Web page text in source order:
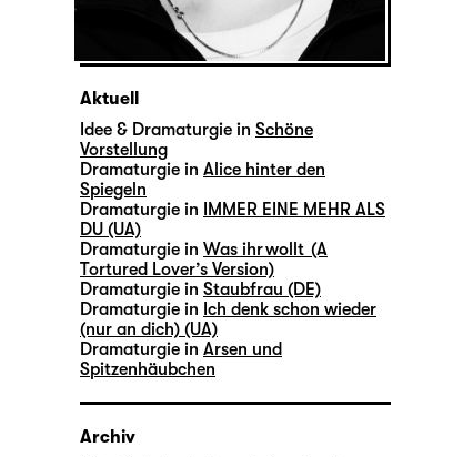
Aktuell
Idee & Dramaturgie in Schöne
Vorstellung
Dramaturgie in Alice hinter den
Spiegeln
Dramaturgie in
IMMER EINE MEHR ALS
DU (UA)
Dramaturgie in Was ihr wollt (A
Tortured Lover’s Version)
Dramaturgie in Staubfrau (DE)
Dramaturgie in Ich denk schon wieder
(nur an dich) (UA)
Dramaturgie in Arsen und
Spitzenhäubchen
Archiv